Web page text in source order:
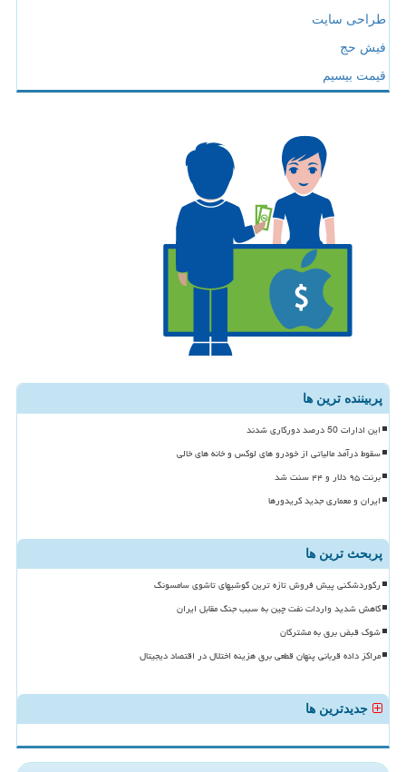
طراحی سایت
فیش حج
قیمت بیسیم
پربیننده ترین ها
این ادارات 50 درصد دورکاری شدند
سقوط درآمد مالیاتی از خودرو های لوکس و خانه های خالی
برنت ۹۵ دلار و ۴۴ سنت شد
ایران و معماری جدید کریدورها
پربحث ترین ها
رکوردشکنی پیش فروش تازه ترین گوشیهای تاشوی سامسونگ
کاهش شدید واردات نفت چین به سبب جنگ مقابل ایران
شوک قبض برق به مشترکان
مراکز داده قربانی پنهان قطعی برق هزینه اختلال در اقتصاد دیجیتال
جدیدترین ها